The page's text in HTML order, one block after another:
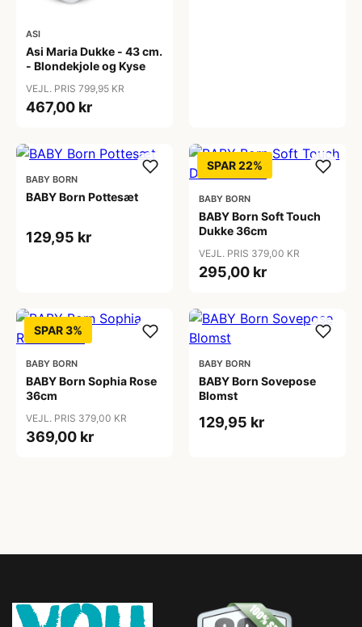
ASI
Asi Maria Dukke - 43 cm.
- Blondekjole og Kyse
VEJL. PRIS 799,95 KR
467,00 kr
BABY BORN
BABY Born Pottesæt
129,95 kr
SPAR 22%
BABY BORN
BABY Born Soft Touch
Dukke 36cm
VEJL. PRIS 379,00 KR
295,00 kr
SPAR 3%
BABY BORN
BABY Born Sophia Rose
36cm
VEJL. PRIS 379,00 KR
369,00 kr
BABY BORN
BABY Born Sovepose
Blomst
129,95 kr